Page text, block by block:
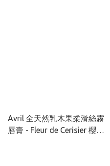
Avril 全天然乳木果柔滑絲霧
唇膏 - Fleur de Cerisier 櫻花